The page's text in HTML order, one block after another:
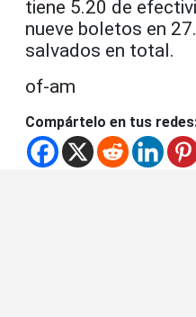
tiene 5.20 de
nueve boletos en
salvados en total.
of-am
Compártelo en tus